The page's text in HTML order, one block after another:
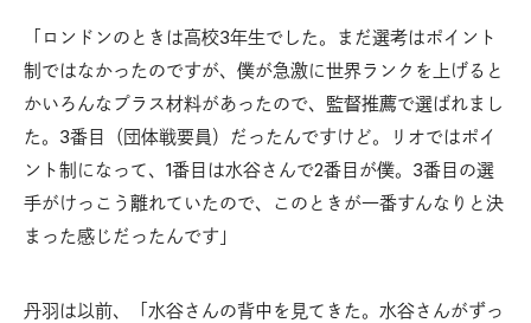
「ロンドンのときは高校3年生でした。まだ選考はポイント
制ではなかったのですが、僕が急激に世界ランクを上げると
かいろんなプラス材料があったので、監督推薦で選ばれまし
た。3番目（団体戦要員）だったんですけど。リオではポイ
ント制になって、1番目は水谷さんで2番目が僕。3番目の選
手がけっこう離れていたので、このときが一番すんなりと決
まった感じだったんです」
丹羽は以前、「水谷さんの背中を見てきた。水谷さんがずっ